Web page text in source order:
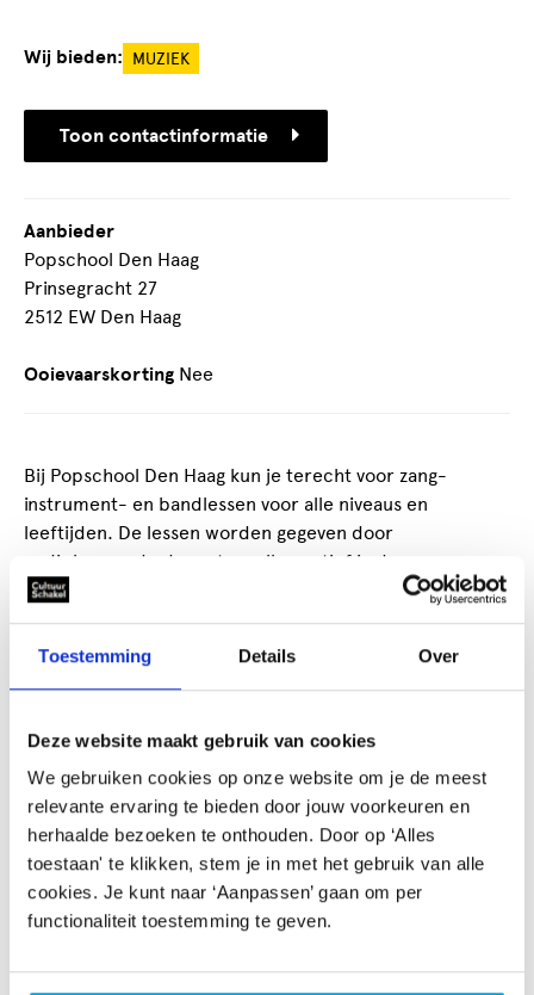
Toestemming Details Over
Deze website maakt gebruik van cookies
We gebruiken cookies op onze website om je de meest
relevante ervaring te bieden door jouw voorkeuren en
herhaalde bezoeken te onthouden. Door op ‘Alles
toestaan' te klikken, stem je in met het gebruik van alle
cookies. Je kunt naar ‘Aanpassen’ gaan om per
functionaliteit toestemming te geven.
Bij Popschool Den Haag kun je terecht voor zang-
instrument- en bandlessen voor alle niveaus en
leeftijden. De lessen worden gegeven door
gediplomeerde docenten, allen actief in de
Nederlandse popscene.
muziekles waarbij er ruimte en aandacht is voor de
songs en stijlen die jij leuk vindt en maak je al vroeg
kennis met het spelen in een band! Ben je reeds
(ver-)gevorderd en hebben jij en/of jouw band
behoefte aan professionele coaching? Ook dan ben je
bij ons aan het juiste adres! Gedurende het seizoen
organiseert Popschool Den Haag optredens in o.a. het
Paard Café, op Schollenpop en op het Zeehelden
Wij bieden: MUZIEK
Toon contactinformatie
Aanbieder
Popschool Den Haag
Prinsegracht 27
2512 EW Den Haag
Ooievaarskorting Nee